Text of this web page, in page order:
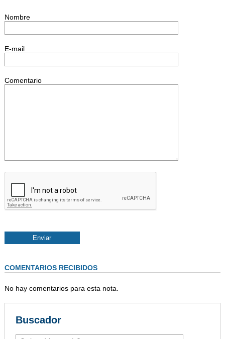
Nombre
E-mail
Comentario
COMENTARIOS RECIBIDOS
No hay comentarios para esta nota.
Buscador